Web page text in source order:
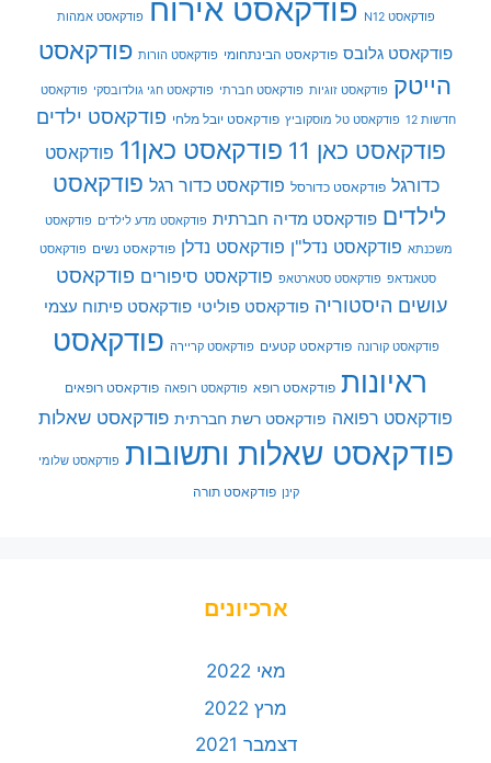
פודקאסט N12 פודקאסט אירוח פודקאסט אמהות
פודקאסט גלובס פודקאסט הבינתחומי פודקאסט הורות פודקאסט
הייטק פודקאסט זוגיות פודקאסט חברתי פודקאסט חגי גולדובסקי פודקאסט
חדשות 12 פודקאסט טל מוסקוביץ פודקאסט יובל מלחי פודקאסט ילדים
פודקאסט כאן 11 פודקאסט כאן11
פודקאסט
כדורגל פודקאסט כדורסל פודקאסט כדור רגל פודקאסט
לילדים פודקאסט מדיה חברתית פודקאסט מדע לילדים פודקאסט
משכנתא פודקאסט נדל"ן פודקאסט נדלן פודקאסט נשים פודקאסט
סטאנדאפ פודקאסט סטארטאפ פודקאסט סיפורים פודקאסט
עושים היסטוריה פודקאסט פוליטי פודקאסט פיתוח עצמי
פודקאסט קורונה פודקאסט קטעים פודקאסט קריירה פודקאסט
ראיונות פודקאסט רופא פודקאסט רופאה פודקאסט רופאים
פודקאסט רפואה פודקאסט רשת חברתית פודקאסט שאלות
פודקאסט שאלות ותשובות פודקאסט שלומי
קינן פודקאסט תורה
ארכיונים
מאי 2022
מרץ 2022
דצמבר 2021